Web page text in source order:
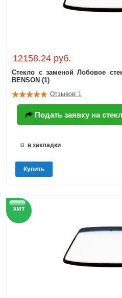
12158.24 руб.
Стекло с заменой Лобовое
BENSON (1)
Отзывов: 1
Подать заявку на
в закладки
Купить
хит